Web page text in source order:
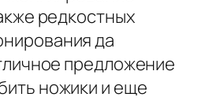
редкостных
да
предложение
ножики и еще